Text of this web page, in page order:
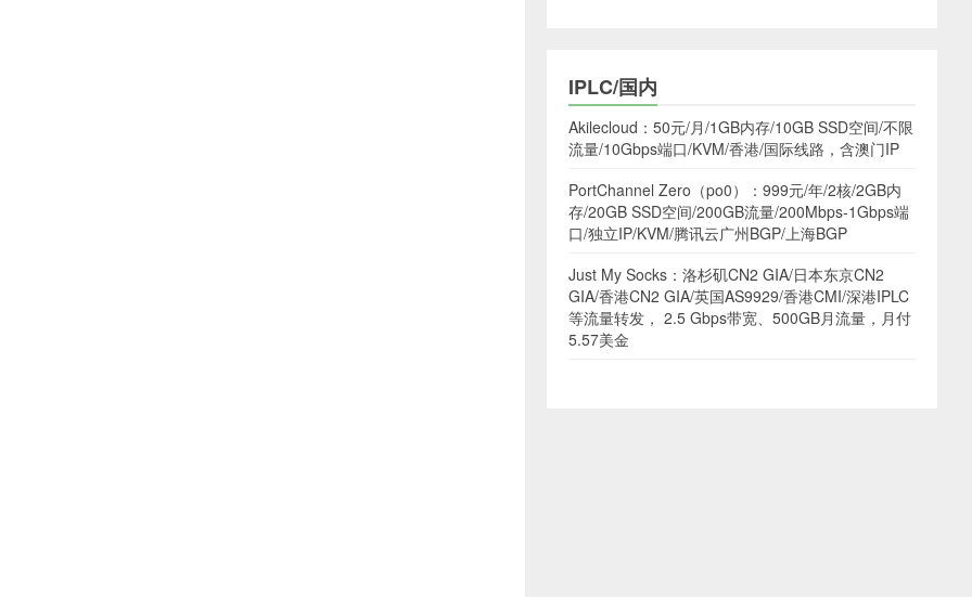
IPLC/国内
Akilecloud：50元/月/1GB内存/10GB SSD空间/不限
流量/10Gbps端口/KVM/香港/国际线路，含澳门IP
PortChannel Zero（po0）：999元/年/2核/2GB内
存/20GB SSD空间/200GB流量/200Mbps-1Gbps端
口/独立IP/KVM/腾讯云广州BGP/上海BGP
Just My Socks：洛杉矶CN2 GIA/日本东京CN2
GIA/香港CN2 GIA/英国AS9929/香港CMI/深港IPLC
等流量转发， 2.5 Gbps带宽、500GB月流量，月付
5.57美金